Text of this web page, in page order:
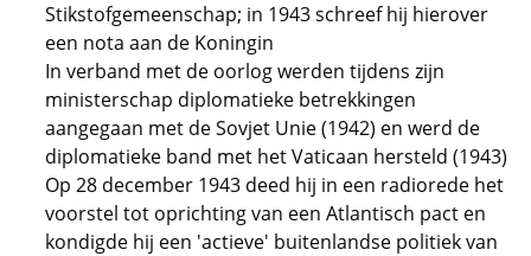
Stikstofgemeenschap; in 1943 schreef hij hierover
een nota aan de Koningin
In verband met de oorlog werden tijdens zijn
ministerschap diplomatieke betrekkingen
aangegaan met de Sovjet Unie (1942) en werd de
diplomatieke band met het Vaticaan hersteld (1943)
Op 28 december 1943 deed hij in een radiorede het
voorstel tot oprichting van een Atlantisch pact en
kondigde hij een 'actieve' buitenlandse politiek van